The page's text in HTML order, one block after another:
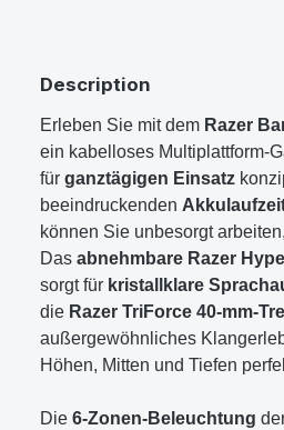
Description
Erleben Sie mit dem Razer
ein kabelloses Multiplattform-
für ganztägigen Einsatz
beeindruckenden
können Sie unbesorgt
Das abnehmbare Razer
sorgt für kristallklare
die Razer TriForce 40-mm-
außergewöhnliches
Höhen, Mitten und Tiefen
Die 6-Zonen-Beleuchtung